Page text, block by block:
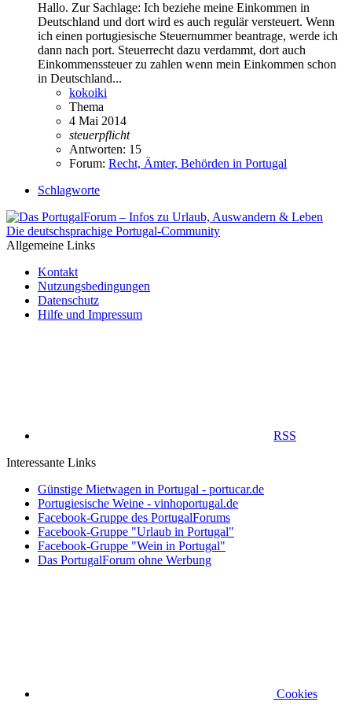
Hallo. Zur Sachlage: Ich beziehe meine Einkommen in
Deutschland und dort wird es auch regulär versteuert. Wenn
ich einen portugiesische Steuernummer beantrage, werde ich
dann nach port. Steuerrecht dazu verdammt, dort auch
Einkommenssteuer zu zahlen wenn mein Einkommen schon
in Deutschland...
kokoiki
Thema
4 Mai 2014
steuerpflicht
Antworten: 15
Forum: Recht, Ämter, Behörden in Portugal
Schlagworte
Die deutschsprachige Portugal-Community
Allgemeine Links
Kontakt
Nutzungsbedingungen
Datenschutz
Hilfe und Impressum
RSS
Interessante Links
Günstige Mietwagen in Portugal - portucar.de
Portugiesische Weine - vinhoportugal.de
Facebook-Gruppe des PortugalForums
Facebook-Gruppe "Urlaub in Portugal"
Facebook-Gruppe "Wein in Portugal"
Das PortugalForum ohne Werbung
Cookies